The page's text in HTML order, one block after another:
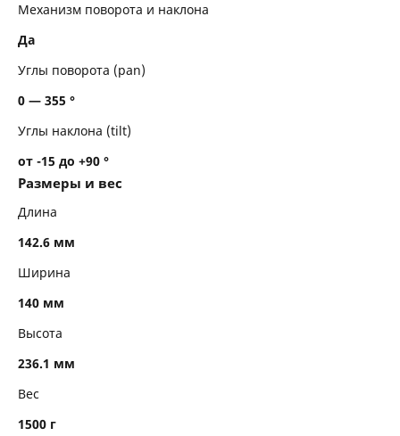
Механизм поворота и наклона
Да
Углы поворота (pan)
0 — 355 °
Углы наклона (tilt)
от -15 до +90 °
Размеры и вес
Длина
142.6 мм
Ширина
140 мм
Высота
236.1 мм
Вес
1500 г